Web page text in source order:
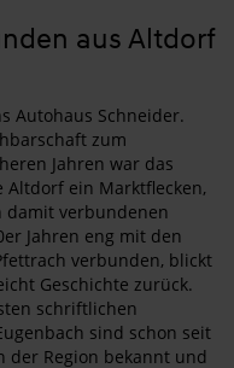
aus Altdorf
Autohaus Schneider.
zum
Jahren war das
Altdorf ein Marktflecken,
damit verbundenen
Jahren eng mit den
verbunden, blickt
Geschichte zurück.
schriftlichen
sind schon seit
Region bekannt und